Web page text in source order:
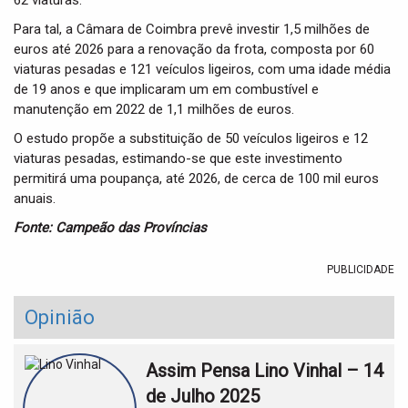
Para tal, a Câmara de Coimbra prevê investir 1,5 milhões de
euros até 2026 para a renovação da frota, composta por 60
viaturas pesadas e 121 veículos ligeiros, com uma idade média
de 19 anos e que implicaram um em combustível e
manutenção em 2022 de 1,1 milhões de euros.
O estudo propõe a substituição de 50 veículos ligeiros e 12
viaturas pesadas, estimando-se que este investimento
permitirá uma poupança, até 2026, de cerca de 100 mil euros
anuais.
Fonte: Campeão das Províncias
PUBLICIDADE
Opinião
Assim Pensa Lino Vinhal – 14
de Julho 2025